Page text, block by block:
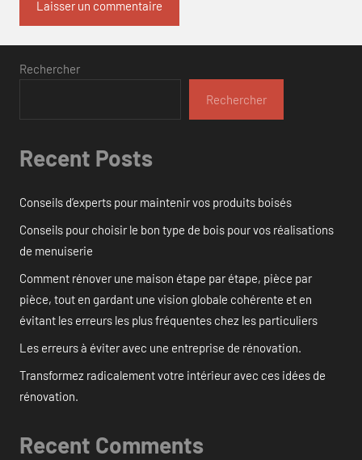
Rechercher
Rechercher
Recent Posts
Conseils d’experts pour maintenir vos produits boisés
Conseils pour choisir le bon type de bois pour vos réalisations
de menuiserie
Comment rénover une maison étape par étape, pièce par
pièce, tout en gardant une vision globale cohérente et en
évitant les erreurs les plus fréquentes chez les particuliers
Les erreurs à éviter avec une entreprise de rénovation.
Transformez radicalement votre intérieur avec ces idées de
rénovation.
Recent Comments